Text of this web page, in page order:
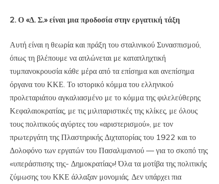
2. Ο «Δ. Σ.» είναι μια προδοσία στην εργατική τάξη
Αυτή είναι η θεωρία και πράξη του σταλινικού Συνασπισμού,
όπως τη βλέπουμε να απλώνεται με καταπληχτική
τυμπανοκρουσία κάθε μέρα από τα επίσημα και ανεπίσημα
όργανα του ΚΚΕ. Το ιστορικό κόμμα του ελληνικού
προλεταριάτου αγκαλιασμένο με το κόμμα της φιλελεύθερης
Κεφαλαιοκρατίας, με τις μιλιταριστικές της κλίκες, με όλους
τους πολιτικούς αγύρτες του «αριστερισμού», με τον
πρωτεργάτη της Πλαστηρικής Διχτατορίας του 1922 και το
Δολοφόνο των εργατών του Πασαλιμανιού — για το σκοπό της
«υπεράσπισης της- Δημοκρατίας»! Όλα τα μοτίβα της πολιτικής
ζύμωσης του ΚΚΕ άλλαξαν μονομιάς. Δεν υπάρχει πια